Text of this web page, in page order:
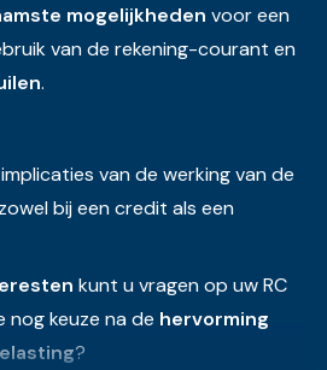
mogelijkheden voor een
van de rekening-courant en
.
van de werking van de
bij een credit als een
kunt u vragen op uw RC
nog keuze na de hervorming
?